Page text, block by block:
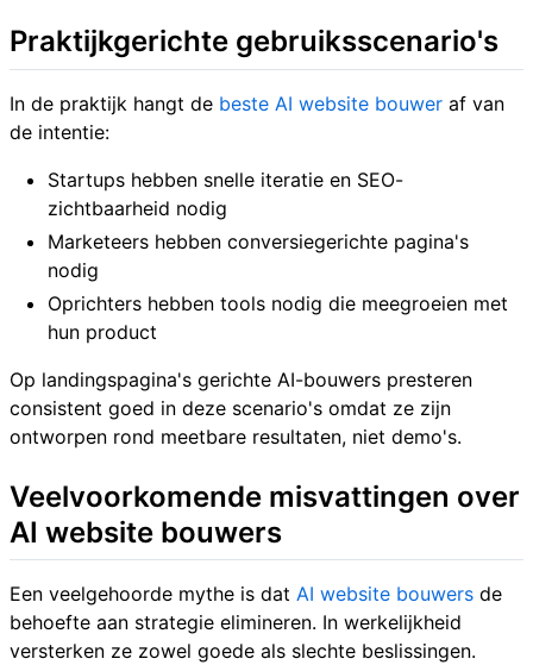
Praktijkgerichte gebruiksscenario's
In de praktijk hangt de beste AI website bouwer af van
de intentie:
Startups hebben snelle iteratie en SEO-
zichtbaarheid nodig
Marketeers hebben conversiegerichte pagina's
nodig
Oprichters hebben tools nodig die meegroeien met
hun product
Op landingspagina's gerichte AI-bouwers presteren
consistent goed in deze scenario's omdat ze zijn
ontworpen rond meetbare resultaten, niet demo's.
Veelvoorkomende misvattingen over
AI website bouwers
Een veelgehoorde mythe is dat AI website bouwers de
behoefte aan strategie elimineren. In werkelijkheid
versterken ze zowel goede als slechte beslissingen.